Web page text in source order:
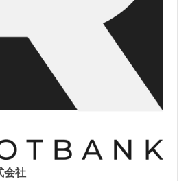
会社